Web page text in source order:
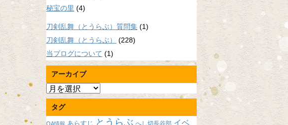
秘宝の里 (4)
刀剣乱舞（とうらぶ）質問集 (1)
刀剣乱舞（とうらぶ）
(228)
当ブログについて (1)
アーカイブ
ア
ー
カ
イ
タグ
OA情報 あらすじ とうらぶ へし切長谷部 イベ